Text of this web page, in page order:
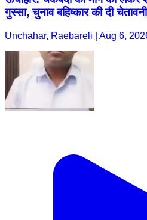
गुस्सा, चुनाव बहिष्कार की दी चेतावनी​
Unchahar, Raebareli | Aug 6,